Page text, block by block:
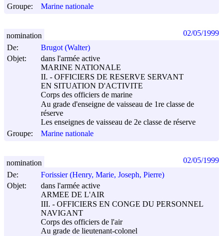
Groupe:
Marine nationale
De:
Brugot (Walter)
Objet:
dans l'armée active
MARINE NATIONALE
II. - OFFICIERS DE RESERVE SERVANT
EN SITUATION D'ACTIVITE
Corps des officiers de marine
Au grade d'enseigne de vaisseau de 1re classe de
réserve
Les enseignes de vaisseau de 2e classe de réserve
Groupe:
Marine nationale
nomination 02/05/1999
De:
Forissier (Henry, Marie, Joseph, Pierre)
Objet:
dans l'armée active
ARMEE DE L'AIR
III. - OFFICIERS EN CONGE DU PERSONNEL
NAVIGANT
Corps des officiers de l'air
Au grade de lieutenant-colonel
nomination 02/05/1999